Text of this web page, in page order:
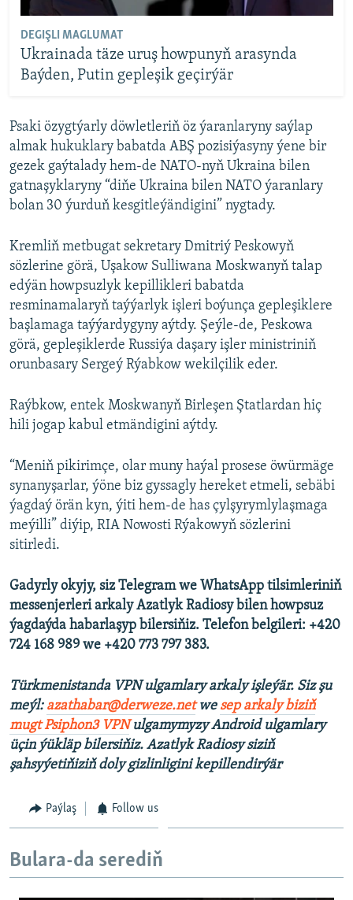
DEGIŞLI MAGLUMAT
Ukrainada täze uruş howpunyň arasynda
Baýden, Putin gepleşik geçirýär
Psaki özygtýarly döwletleriň öz ýaranlaryny saýlap
almak hukuklary babatda ABŞ pozisiýasyny ýene bir
gezek gaýtalady hem-de NATO-nyň Ukraina bilen
gatnaşyklaryny “diňe Ukraina bilen NATO ýaranlary
bolan 30 ýurduň kesgitleýändigini” nygtady.
Kremliň metbugat sekretary Dmitriý Peskowyň
sözlerine görä, Uşakow Sulliwana Moskwanyň talap
edýän howpsuzlyk kepillikleri babatda
resminamalaryň taýýarlyk işleri boýunça gepleşiklere
başlamaga taýýardygyny aýtdy. Şeýle-de, Peskowa
görä, gepleşiklerde Russiýa daşary işler ministriniň
orunbasary Sergeý Rýabkow wekilçilik eder.
Raýbkow, entek Moskwanyň Birleşen Ştatlardan hiç
hili jogap kabul etmändigini aýtdy.
“Meniň pikirimçe, olar muny haýal prosese öwürmäge
synanyşarlar, ýöne biz gyssagly hereket etmeli, sebäbi
ýagdaý örän kyn, ýiti hem-de has çylşyrymlylaşmaga
meýilli” diýip, RIA Nowosti Rýakowyň sözlerini
sitirledi.
Gadyrly okyjy, siz Telegram we WhatsApp tilsimleriniň
messenjerleri arkaly Azatlyk Radiosy bilen howpsuz
ýagdaýda habarlaşyp bilersiňiz. Telefon belgileri: +420
724 168 989 we +420 773 797 383.
Türkmenistanda VPN ulgamlary arkaly işleýär. Siz şu
meýl: azathabar@derweze.netwe sep arkaly biziň
mugt Psiphon3 VPNulgamymyzy Android ulgamlary
üçin ýükläp bilersiňiz. Azatlyk Radiosy siziň
şahsyýetiňiziň doly gizlinligini kepillendirýär
Paýlaş Follow us
Bulara-da serediň